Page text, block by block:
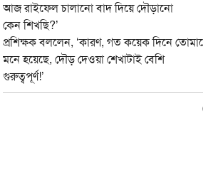
আজ রাইফেল চালানো বাদ দিয়ে দৌড়ানো
কেন শিখছি?’
প্রশিক্ষক বললেন, ‘কারণ, গত কয়েক দিনে
মনে হয়েছে, দৌড় দেওয়া শেখাটাই বেশি
গুরুত্বপূর্ণ!’